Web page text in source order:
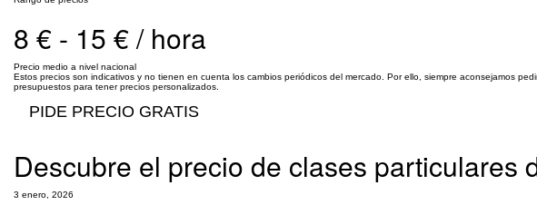
8 € - 15 € / hora
Precio medio a nivel nacional
Estos precios son indicativos y no tienen en cuenta los cambios periódicos del mercado. Por ello, siempre aconsejamos
presupuestos para tener precios personalizados.
PIDE PRECIO GRATIS
Descubre el precio de clases particulares
3 enero, 2026